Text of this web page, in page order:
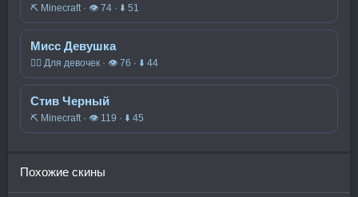
⛏️ Minecraft · 👁 74 · ⬇ 51
Мисс Девушка
🧍‍♀️ Для девочек · 👁 76 · ⬇ 44
Стив Черный
⛏️ Minecraft · 👁 119 · ⬇ 45
Похожие скины